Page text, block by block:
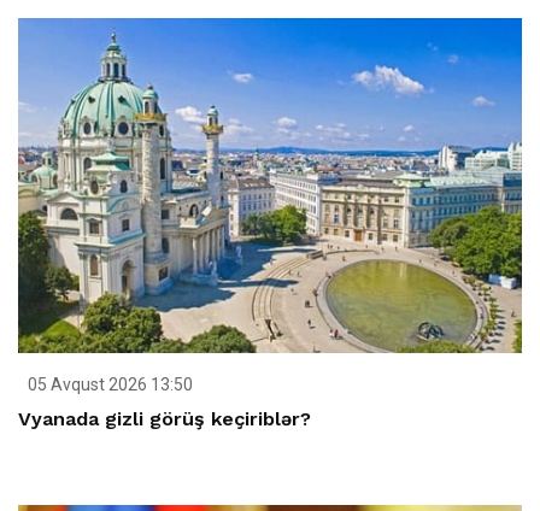
05 Avqust 2026 13:50
Vyanada gizli görüş keçiriblər?